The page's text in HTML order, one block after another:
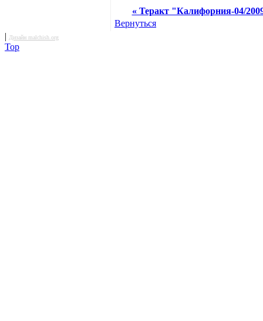
« Теракт "Калифорния-04/
Вернуться
| Дизайн malchish.org
Top